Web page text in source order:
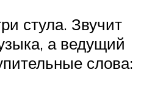
стула. Звучит
а ведущий
слова: